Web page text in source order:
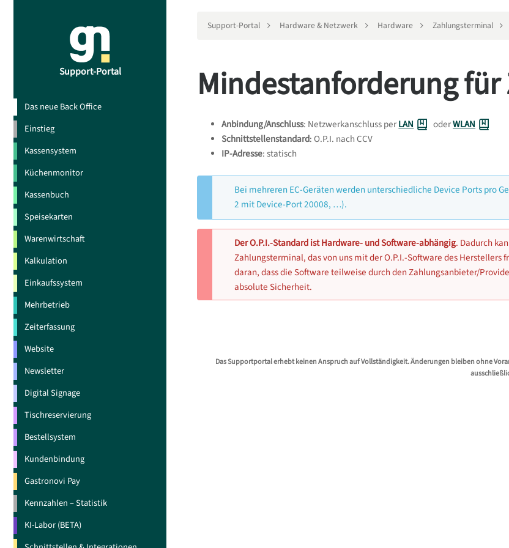
Support-Portal
Das neue Back Office
Einstieg
Kassensystem
Küchenmonitor
Kassenbuch
Speisekarten
Warenwirtschaft
Kalkulation
Einkaufssystem
Mehrbetrieb
Zeiterfassung
Website
Newsletter
Digital Signage
Tischreservierung
Bestellsystem
Kundenbindung
Gastronovi Pay
Kennzahlen – Statistik
KI-Labor (BETA)
Support-Portal Hardware & Netzwerk Hardware Zahlungsterminal
Mindestanforderung
Anbindung/Anschluss: Netzwerkanschluss perLAN oderWLAN
Schnittstellenstandard: O.P.I. nach CCV
IP-Adresse: statisch
Bei mehreren EC-Geräten werden unterschiedliche Device Ports pro
2 mit Device-Port 20008, …).
Der O.P.I.-Standard ist Hardware- und Software-abhängig. Dadurch
Zahlungsterminal, das von uns mit der O.P.I.-Software des
daran, dass die Software teilweise durch den Zahlungsanbieter/
absolute Sicherheit.
Das Supportportal erhebt keinen Anspruch auf Vollständigkeit. Änderungen bleiben ohne